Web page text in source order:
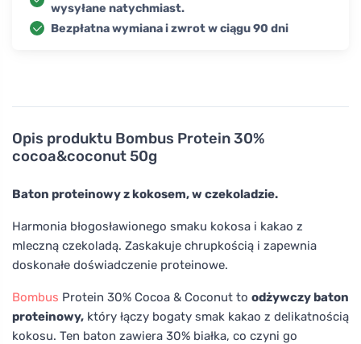
Opis produktu Bombus Protein 30%
cocoa&coconut 50g
Baton proteinowy z kokosem, w czekoladzie.
Harmonia błogosławionego smaku kokosa i kakao z
mleczną czekoladą. Zaskakuje chrupkością i zapewnia
doskonałe doświadczenie proteinowe.
Bombus Protein 30% Cocoa & Coconut to odżywczy baton
proteinowy, który łączy bogaty smak kakao z delikatnością
kokosu. Ten baton zawiera 30% białka, co czyni go
wysyłane natychmiast.
Bezpłatna wymiana i zwrot w ciągu 90 dni